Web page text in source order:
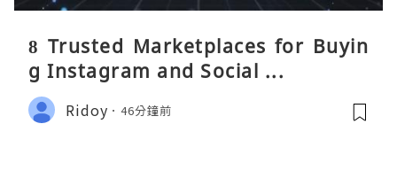
8 Trusted Marketplaces for Buyin
g Instagram and Social ...
Ridoy 46分鐘前